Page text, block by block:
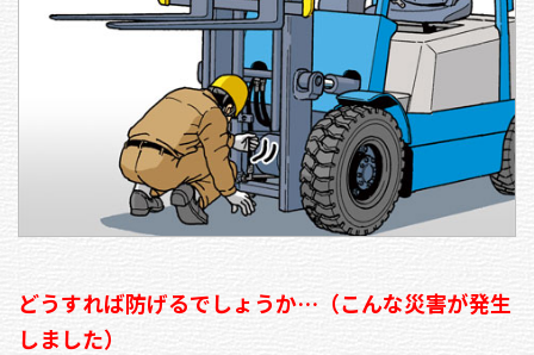
どうすれば防げるでしょうか…（こんな災害が発生
しました）